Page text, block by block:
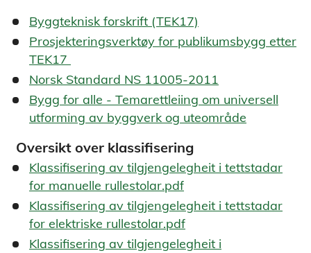
Byggteknisk forskrift (TEK17)
Prosjekteringsverktøy for publikumsbygg etter
TEK17
Norsk Standard NS 11005-2011
Bygg for alle - Temarettleiing om universell
utforming av byggverk og uteområde
Oversikt over klassifisering
Klassifisering av tilgjengelegheit i tettstadar
for manuelle rullestolar.pdf
Klassifisering av tilgjengelegheit i tettstadar
for elektriske rullestolar.pdf
Klassifisering av tilgjengelegheit i